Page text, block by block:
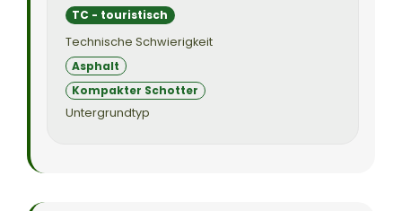
TC - touristisch
Technische Schwierigkeit
Asphalt
Kompakter Schotter
Untergrundtyp